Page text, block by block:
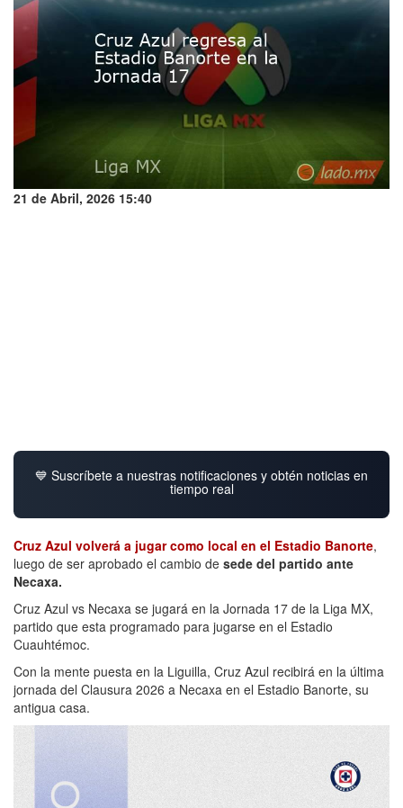
21 de Abril, 2026 15:40
💙 Suscríbete a nuestras notificaciones y obtén noticias en
tiempo real
Cruz Azul volverá a jugar como local en el Estadio Banorte,
luego de ser aprobado el cambio de sede del partido ante
Necaxa.
Cruz Azul vs Necaxa se jugará en la Jornada 17 de la Liga MX,
partido que esta programado para jugarse en el Estadio
Cuauhtémoc.
Con la mente puesta en la Liguilla, Cruz Azul recibirá en la última
jornada del Clausura 2026 a Necaxa en el Estadio Banorte, su
antigua casa.